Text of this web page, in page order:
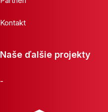
Kontakt
Naše ďalšie projekty
-